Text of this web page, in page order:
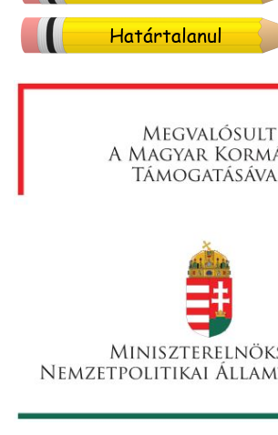
Határtalanul